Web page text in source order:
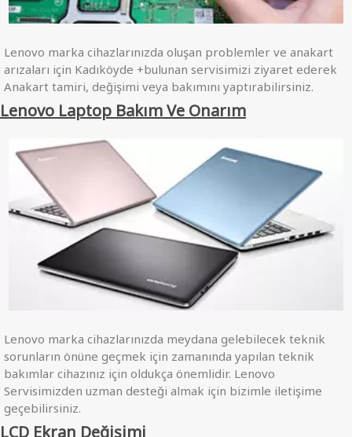
Lenovo marka cihazlarınızda oluşan problemler ve anakart
arızaları için Kadıköyde +bulunan servisimizi ziyaret ederek
Anakart tamiri, değişimi veya bakımını yaptırabilirsiniz.
Lenovo Laptop Bakım Ve Onarım
Lenovo marka cihazlarınızda meydana gelebilecek teknik
sorunların önüne geçmek için zamanında yapılan teknik
bakımlar cihazınız için oldukça önemlidir. Lenovo
Servisimizden uzman desteği almak için bizimle iletişime
geçebilirsiniz.
LCD Ekran Değişimi